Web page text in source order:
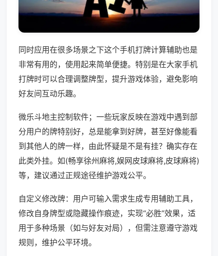
同时应用在很多场景之下这个手机打牌计算辅助也是
非常有用的，使用起来简单便捷。特别是在大家手机
打牌时可以合理调整牌型，提升游戏体验，避免影响
好友间互动乐趣。
微乐斗地主控制软件；一些玩家反映在游戏中遇到部
分用户的牌特别好，总是能拿到好牌，甚至好像能看
到其他人的牌一样，由此怀疑是不是有挂？确实存在
此类外挂。如(畅享徐州麻将,娱网皮球麻将,皮球麻将)
等，建议通过正规途径维护游戏公平。
自定义修改牌：用户可输入需求生成专用辅助工具，
修改自身牌型或隐藏操作痕迹，实现“必胜”效果，适
用于多种场景（如与好友对局），但需注意遵守游戏
规则，维护公平环境。